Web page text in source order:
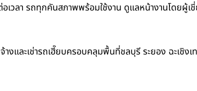
วลา รถทุกคันสภาพพร้อมใช้งาน ดูแลหน้างานโดยผู้เ
และเช่ารถเฮี๊ยบครอบคลุมพื้นที่ชลบุรี ระยอง ฉะเชิง